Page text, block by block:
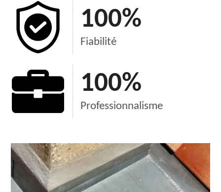
100%
Fiabilité
100%
Professionnalisme